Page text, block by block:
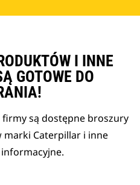
I INNE
GOTOWE DO
są dostępne broszury
Caterpillar i inne